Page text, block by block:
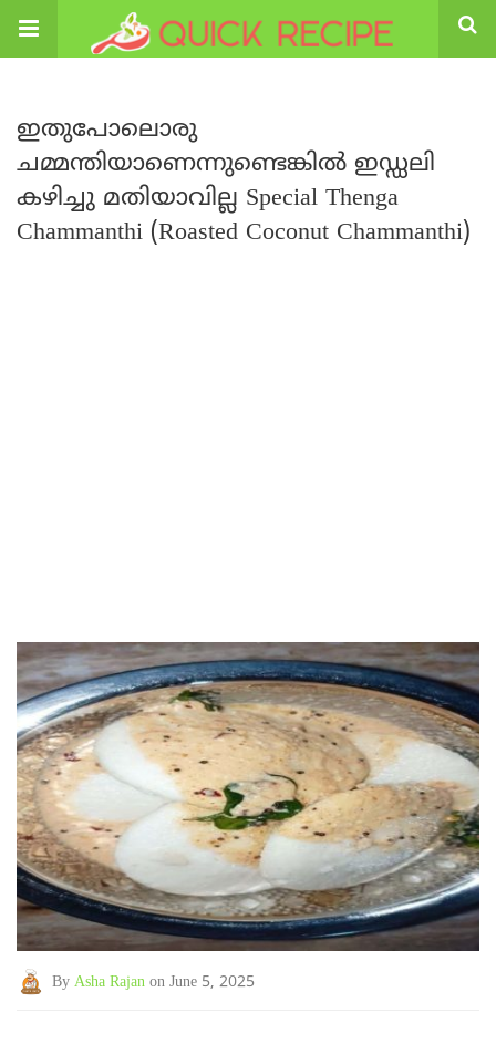
ഇതുപോലൊരു
ചമ്മന്തിയാണെന്നുണ്ടെങ്കിൽ ഇഡ്ഡലി
കഴിച്ചു മതിയാവില്ല Special Thenga
Chammanthi (Roasted Coconut Chammanthi)
By Asha Rajan on June 5, 2025